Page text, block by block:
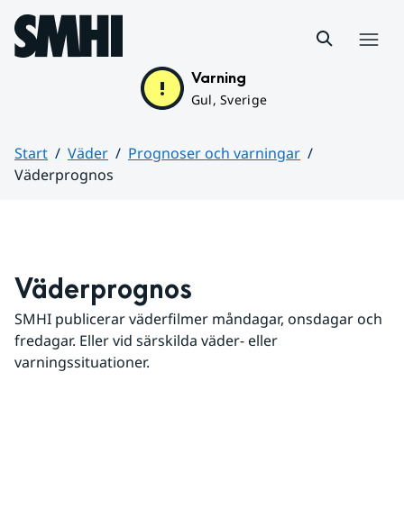
Hoppa till sidans innehåll
Varning
Gul, Sverige
Start Väder
Prognoser och varningar
Väderprognos
Väderprognos
SMHI publicerar väderfilmer måndagar, onsdagar och
fredagar. Eller vid särskilda väder- eller
varningssituationer.